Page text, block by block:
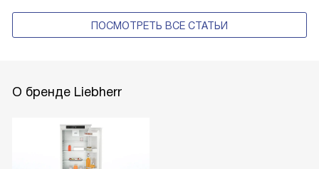
ПОСМОТРЕТЬ ВСЕ СТАТЬИ
О бренде Liebherr